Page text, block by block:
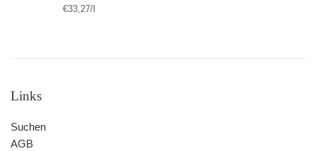
Preis
Stückpreis
€33,27/pro
Links
Suchen
AGB